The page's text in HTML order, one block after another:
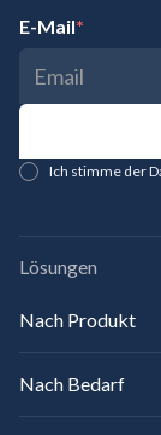
E-Mail*
Ich stimme der
Lösungen
Nach Produkt
Nach Bedarf